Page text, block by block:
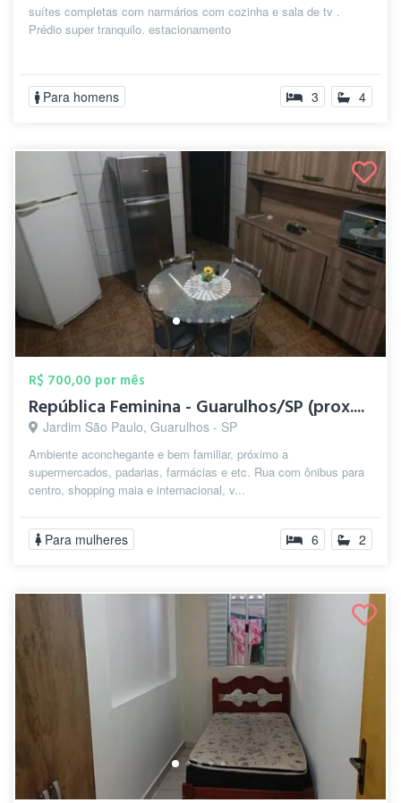
suítes completas com narmários com cozinha e sala de tv .
Prédio super tranquilo. estacionamento
Para homens 3 4
R$ 700,00 por mês
República Feminina - Guarulhos/SP (prox....
Jardim São Paulo, Guarulhos - SP
Ambiente aconchegante e bem familiar, próximo a
supermercados, padarias, farmácias e etc. Rua com ônibus para
centro, shopping maia e internacional, v...
Para mulheres 6 2